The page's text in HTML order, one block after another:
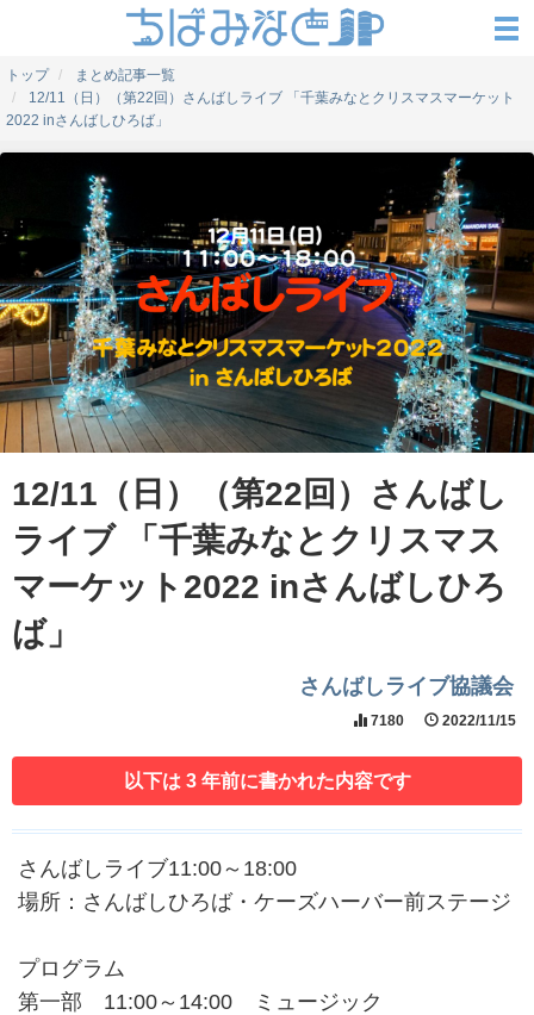
トップ
まとめ記事一覧
12/11（日）（第22回）さんばしライブ 「千葉みなとクリスマスマーケット
2022 inさんばしひろば」
12/11（日）（第22回）さんばし
ライブ 「千葉みなとクリスマス
マーケット2022 inさんばしひろ
ば」
さんばしライブ協議会
7180 2022/11/15
以下は 3 年前に書かれた内容です
さんばしライブ11:00～18:00
場所：さんばしひろば・ケーズハーバー前ステージ
プログラム
第一部 11:00～14:00 ミュージック